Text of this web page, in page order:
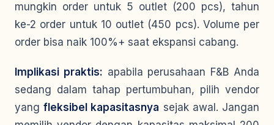
mungkin order untuk 5 outlet (200 pcs), tahun
ke-2 order untuk 10 outlet (450 pcs). Volume per
order bisa naik 100%+ saat ekspansi cabang.
Implikasi praktis: apabila perusahaan F&B Anda
sedang dalam tahap pertumbuhan, pilih vendor
yangfleksibel kapasitasnya sejak awal. Jangan